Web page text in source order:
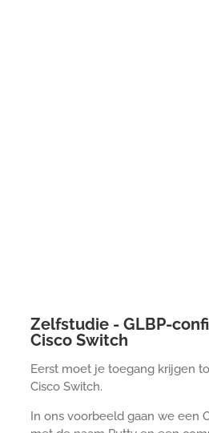
Zelfstudie - GLBP-
Cisco Switch
Eerst moet je toegang krijgen
Cisco Switch.
In ons voorbeeld gaan we een